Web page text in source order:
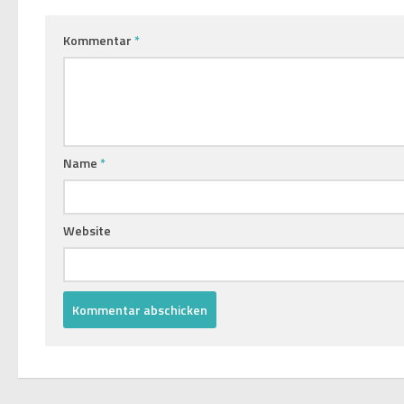
Kommentar *
Name *
Website